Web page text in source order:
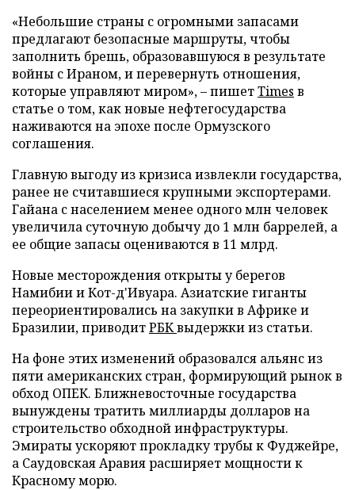
«Небольшие страны с огромными запасами
предлагают безопасные маршруты, чтобы
заполнить брешь, образовавшуюся в результате
войны с Ираном, и перевернуть отношения,
которые управляют миром», – пишетTimes в
статье о том, как новые нефтегосударства
наживаются на эпохе после Ормузского
соглашения.
Главную выгоду из кризиса извлекли государства,
ранее не считавшиеся крупными экспортерами.
Гайана с населением менее одного млн человек
увеличила суточную добычу до 1 млн баррелей, а
ее общие запасы оцениваются в 11 млрд.
Новые месторождения открыты у берегов
Намибии и Кот-д'Ивуара. Азиатские гиганты
переориентировались на закупки в Африке и
Бразилии, приводитРБКвыдержки из статьи.
На фоне этих изменений образовался альянс из
пяти американских стран, формирующий рынок в
обход ОПЕК. Ближневосточные государства
вынуждены тратить миллиарды долларов на
строительство обходной инфраструктуры.
Эмираты ускоряют прокладку трубы к Фуджейре,
а Саудовская Аравия расширяет мощности к
Красному морю.